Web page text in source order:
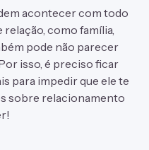
acontecer com todo
como família,
pode não parecer
isso, é preciso ficar
para impedir que ele te
sobre relacionamento